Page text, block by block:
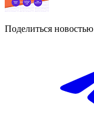
Поделиться новостью